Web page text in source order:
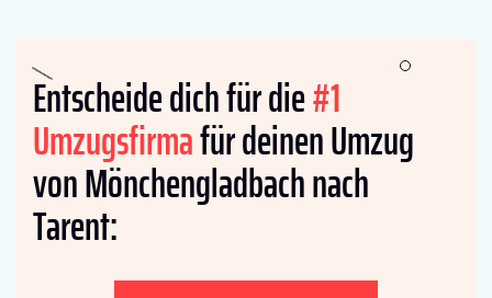
Entscheide dich für die#1
Umzugsfirmafür deinen Umzug
von Mönchengladbach nach
Tarent: